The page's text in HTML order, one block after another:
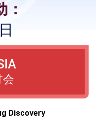
会
Discovery